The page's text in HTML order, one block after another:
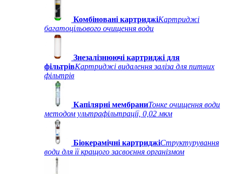
Комбіновані картриджіКартриджі
багатоцільового очищення води
Знезалізнюючі картриджі для
фільтрівКартриджі видалення заліза для питних
фільтрів
Капілярні мембраниТонке очищення води
методом ультрафільтрації, 0,02 мкм
Біокерамічні картриджіСтруктурування
води для її кращого засвоєння організмом